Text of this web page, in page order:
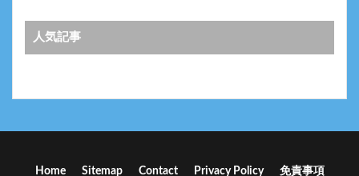
人気記事
Home Sitemap Contact Privacy Policy 免責事項